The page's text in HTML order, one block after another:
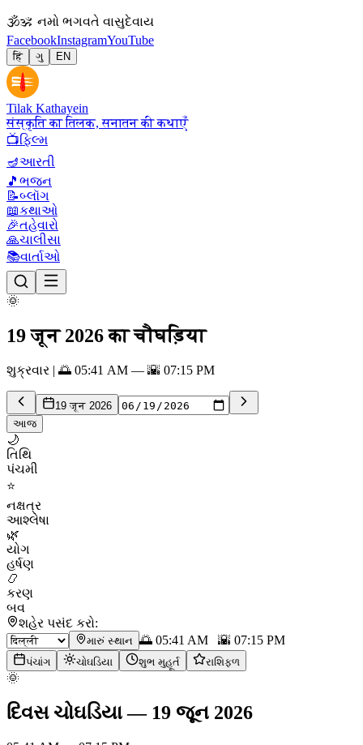
🕉ॐ નમો ભગવતે વાસુદેવાય
FacebookInstagramYouTube
हिं ગુ EN
Tilak Kathayein
संस्कृति का तिलक, सनातन की कथाएँ
📺ફિલ્મ
🪔આરતી
🎵 ભજન
📝બ્લૉગ
📖કથાઓ
🎉તહેવારો
🙏ચાલીસા
📚વાર્તાઓ
🌞
19 जून 2026 का चौघड़िया
શુક્રવાર | 🌅 05:41 AM — 🌇 07:15 PM
19 जून 2026
આજ
🌙
તિથિ
પંચમી
⭐
નક્ષત્ર
આશ્લેષા
🌿
યોગ
હર્ષણ
📿
કરણ
બવ
શહેર પસંદ કરો:
મારું સ્થાન 🌅 05:41 AM 🌇 07:15 PM
પંચાંગ ચોઘડિયા શુભ મુહૂર્ત રાશિફળ
🌞
દિવસ ચોઘડિયા— 19 જૂન 2026